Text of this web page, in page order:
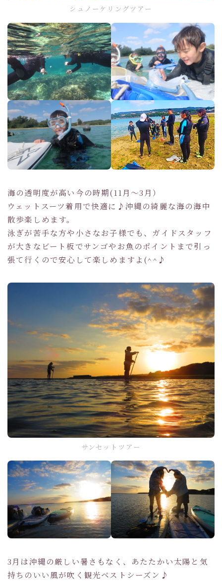
シュノーケリングツアー
海の透明度が高い今の時期(11月～3月）
ウェットスーツ着用で快適に♪沖縄の綺麗な海の海中
散歩楽しめます。
泳ぎが苦手な方や小さなお子様でも、ガイドスタッフ
が大きなビート板でサンゴやお魚のポイントまで引っ
張て行くので安心して楽しめますよ(^^♪
サンセットツアー
3月は沖縄の厳しい暑さもなく、あたたかい太陽と気
持ちのいい風が吹く観光ベストシーズン♪